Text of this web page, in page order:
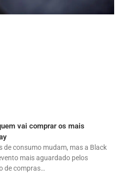
vai comprar os mais
de consumo mudam, mas a Black
mais aguardado pelos
de compras…